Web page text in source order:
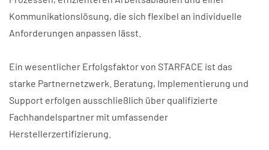
Kommunikationslösung, die sich flexibel an individuelle
Anforderungen anpassen lässt.
Ein wesentlicher Erfolgsfaktor von STARFACE ist das
starke Partnernetzwerk. Beratung, Implementierung und
Support erfolgen ausschließlich über qualifizierte
Fachhandelspartner mit umfassender
Herstellerzertifizierung.